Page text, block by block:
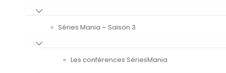
Séries Mania – Saison 3
Les conférences SériesMania